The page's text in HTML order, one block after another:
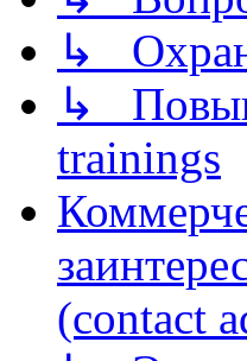
↳
↳
trainings
(contact